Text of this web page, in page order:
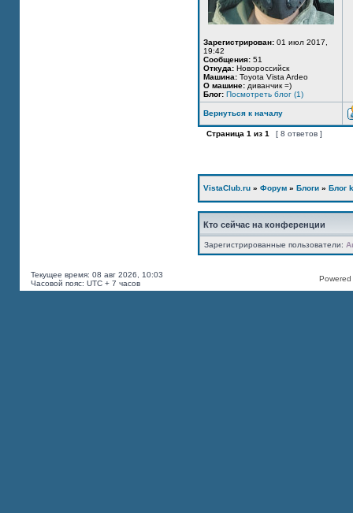
Зарегистрирован: 01 июл 2017,
19:42
Сообщения: 51
Откуда: Новороссийск
Машина: Toyota Vista Ardeo
О машине: диванчик =)
Блог: Посмотреть блог (1)
Вернуться к началу
Страница 1 из 1 [ 8 ответов ]
VistaClub.ru » Форум » Блоги » Блог
Кто сейчас на конференции
Зарегистрированные пользователи:
Текущее время: 08 авг 2026, 10:03
Часовой пояс: UTC + 7 часов